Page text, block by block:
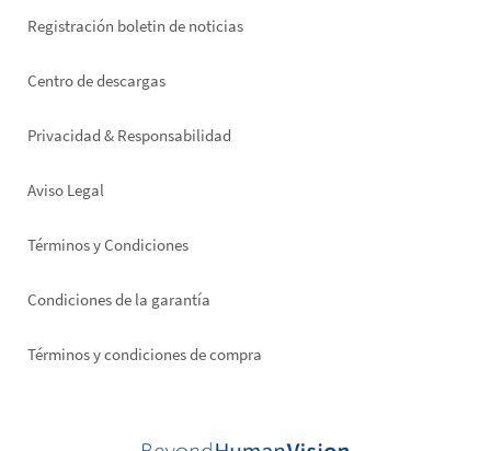
Registración boletin de noticias
Footer
Centro de descargas
Privacidad & Responsabilidad
Aviso Legal
Términos y Condiciones
Condiciones de la garantía
Términos y condiciones de compra